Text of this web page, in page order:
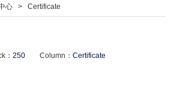
心 > Certificate
250Column： Certificate